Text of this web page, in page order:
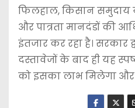
फिलहाल, किसान समुदाय
और पात्रता मानदंडों की
इंतजार कर रहा है। सरकार
दस्तावेजों के बाद ही यह
को इसका लाभ मिलेगा और